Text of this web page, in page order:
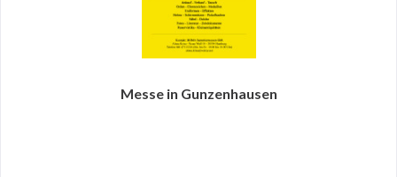
Messe in Gunzenhausen